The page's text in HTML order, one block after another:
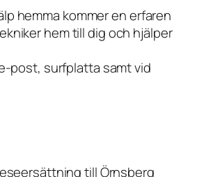
hemma kommer en erfaren
hem till dig och hjälper
post, surfplatta samt vid
till Örnsberg